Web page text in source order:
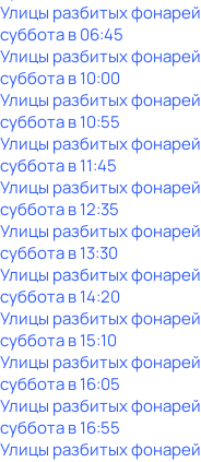
Улицы разбитых фонарей
субботав06:45
Улицы разбитых фонарей
субботав10:00
Улицы разбитых фонарей
субботав10:55
Улицы разбитых фонарей
субботав11:45
Улицы разбитых фонарей
субботав12:35
Улицы разбитых фонарей
субботав13:30
Улицы разбитых фонарей
субботав14:20
Улицы разбитых фонарей
субботав15:10
Улицы разбитых фонарей
субботав16:05
Улицы разбитых фонарей
субботав16:55
Улицы разбитых фонарей